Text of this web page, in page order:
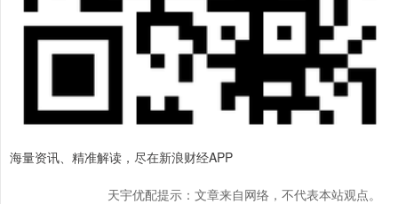
海量资讯、精准解读，尽在新浪财经APP
天宇优配提示：文章来自网络，不代表本站观点。